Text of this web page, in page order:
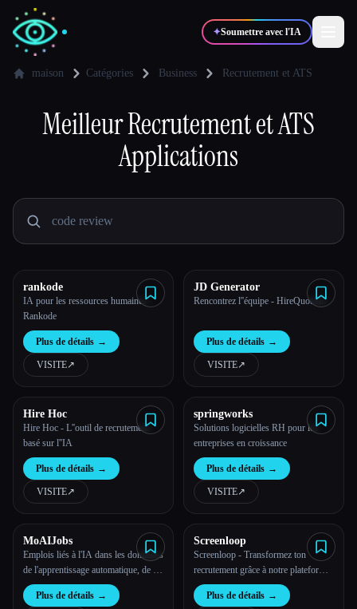
✦Soumettre avec l'IA
✍️ Auteurs 🎨 Designers
📈
🎓 Étudiants
Blog
Comparer les outils
À propos
maison Catégories Business Recrutement et ATS
MeilleurRecrutement et ATS
Applications
rankode
IA pour les ressources humaines -
Rankode
Plus de détails →
VISITE↗︎
JD Generator
Rencontrez l''équipe - HireQuotient
Plus de détails →
VISITE↗︎
Hire Hoc
Hire Hoc - L''outil de recrutement
basé sur l''IA
Plus de détails →
VISITE↗︎
springworks
Solutions logicielles RH pour les
entreprises en croissance
Plus de détails →
VISITE↗︎
MoAIJobs
Emplois liés à l'IA dans les domaines
de l'apprentissage automatique, de la
science des données, de l'ingénierie,
du traitement du langage naturel, des
Plus de détails →
Screenloop
Screenloop - Transformez ton
recrutement grâce à notre plateforme
de gestion des talents pilotée par l'IA,
qui propose des informations sur les
Plus de détails →